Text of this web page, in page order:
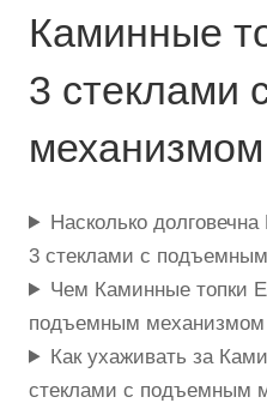
Каминные
3 стеклами
механизмом
Насколько
3 стеклами с
Чем Каминные топки
подъемным
Как ухаживать за
стеклами с подъемным